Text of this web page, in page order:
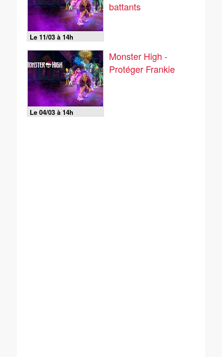
Le 11/03 à 14h
battants
Le 04/03 à 14h
Monster High -
Protéger Frankie